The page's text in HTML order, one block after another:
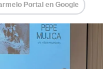
Portal en Google